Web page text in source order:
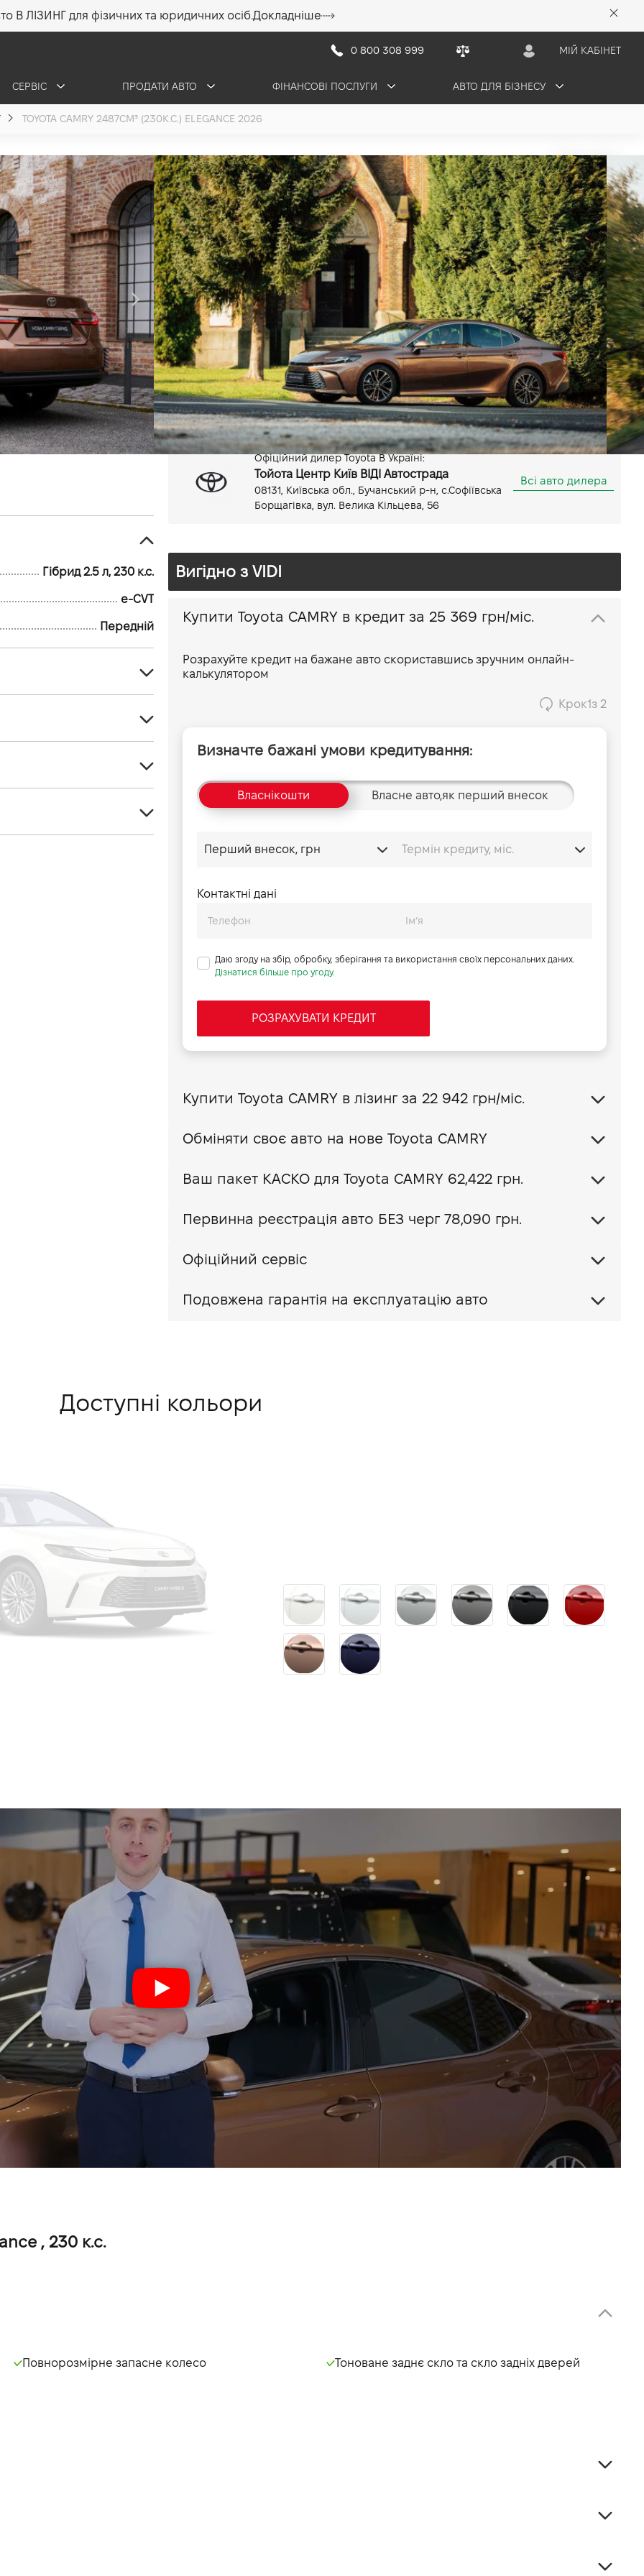
В ЛІЗИНГ для фізичних та юридичних осіб.Докладніше
0 800 308 999 МІЙ КАБІНЕТ
СЕРВІС ПРОДАТИ АВТО ФІНАНСОВІ ПОСЛУГИ АВТО ДЛЯ БІЗНЕСУ
TOYOTA CAMRY 2487СМ³ (230К.С.) ELEGANCE 2026
Toyota CAMRY Elegance
2.5 (230 к.с.) 2026
1 773 360 грн•25 369 грн/міс 1 авто в наявності
ОТРИМАТИ КОНСУЛЬТАЦІЮ ОБМІНЯТИ СВОЄ АВТО
Гібрид, 2.5 л e-CVT Передній Потужність 230 к.с.
Показати всі особливості
Офіційний дилер Toyota В Україні:
Тойота Центр Київ ВІДІ Автострада
08131, Київська обл., Бучанський р-н, с.Софіївська
Борщагівка, вул. Велика Кільцева, 56
Всі авто дилера
Гібрид 2.5 л, 230 к.с.
e-CVT
Передній
4920
1840
2487
Вигідно з VIDI
Купити Toyota CAMRY в кредит за 25 369 грн/міс.
Розрахуйте кредит на бажане авто скориставшись зручним онлайн-
калькулятором
Крок1з 2
Визначте бажані умови кредитування:
Власнікошти Власне авто,як перший внесок
Контактні дані
Даю згоду на збір, обробку, зберігання та використання своїх персональних даних.
Дізнатися більше про угоду.
РОЗРАХУВАТИ КРЕДИТ
Купити Toyota CAMRY в лізинг за 22 942 грн/міс.
Обміняти своє авто на нове Toyota CAMRY
Ваш пакет КАСКО для Toyota CAMRY 62,422 грн.
Первинна реєстрація авто БЕЗ черг 78,090 грн.
Офіційний сервіс
Подовжена гарантія на експлуатацію авто
Доступні кольори
, 230 к.с.
Повнорозмірне запасне колесо Тоноване заднє скло та скло задніх дверей